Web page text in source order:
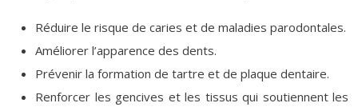
Réduire le risque de caries et de maladies parodontales.
Améliorer l’apparence des dents.
Prévenir la formation de tartre et de plaque dentaire.
Renforcer les gencives et les tissus qui soutiennent les